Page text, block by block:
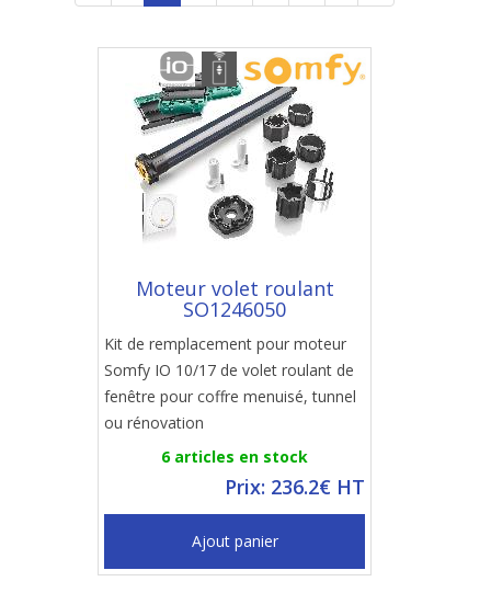
Moteur volet roulant
SO1246050
Kit de remplacement pour moteur
Somfy IO 10/17 de volet roulant de
fenêtre pour coffre menuisé, tunnel
ou rénovation
6 articles en stock
Prix: 236.2€ HT
Ajout panier